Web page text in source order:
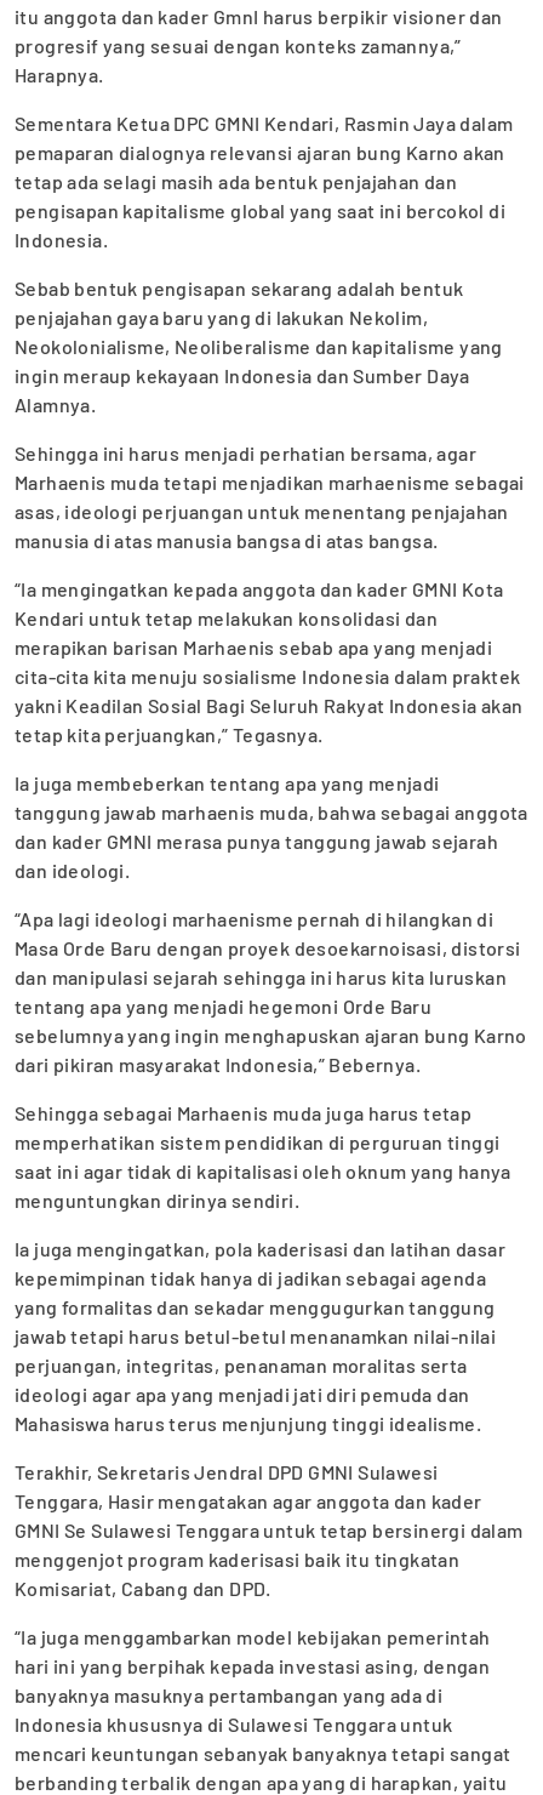
itu anggota dan kader GmnI harus berpikir visioner dan
progresif yang sesuai dengan konteks zamannya,”
Harapnya.
Sementara Ketua DPC GMNI Kendari, Rasmin Jaya dalam
pemaparan dialognya relevansi ajaran bung Karno akan
tetap ada selagi masih ada bentuk penjajahan dan
pengisapan kapitalisme global yang saat ini bercokol di
Indonesia.
Sebab bentuk pengisapan sekarang adalah bentuk
penjajahan gaya baru yang di lakukan Nekolim,
Neokolonialisme, Neoliberalisme dan kapitalisme yang
ingin meraup kekayaan Indonesia dan Sumber Daya
Alamnya.
Sehingga ini harus menjadi perhatian bersama, agar
Marhaenis muda tetapi menjadikan marhaenisme sebagai
asas, ideologi perjuangan untuk menentang penjajahan
manusia di atas manusia bangsa di atas bangsa.
“Ia mengingatkan kepada anggota dan kader GMNI Kota
Kendari untuk tetap melakukan konsolidasi dan
merapikan barisan Marhaenis sebab apa yang menjadi
cita-cita kita menuju sosialisme Indonesia dalam praktek
yakni Keadilan Sosial Bagi Seluruh Rakyat Indonesia akan
tetap kita perjuangkan,” Tegasnya.
Ia juga membeberkan tentang apa yang menjadi
tanggung jawab marhaenis muda, bahwa sebagai anggota
dan kader GMNI merasa punya tanggung jawab sejarah
dan ideologi.
“Apa lagi ideologi marhaenisme pernah di hilangkan di
Masa Orde Baru dengan proyek desoekarnoisasi, distorsi
dan manipulasi sejarah sehingga ini harus kita luruskan
tentang apa yang menjadi hegemoni Orde Baru
sebelumnya yang ingin menghapuskan ajaran bung Karno
dari pikiran masyarakat Indonesia,” Bebernya.
Sehingga sebagai Marhaenis muda juga harus tetap
memperhatikan sistem pendidikan di perguruan tinggi
saat ini agar tidak di kapitalisasi oleh oknum yang hanya
menguntungkan dirinya sendiri.
Ia juga mengingatkan, pola kaderisasi dan latihan dasar
kepemimpinan tidak hanya di jadikan sebagai agenda
yang formalitas dan sekadar menggugurkan tanggung
jawab tetapi harus betul-betul menanamkan nilai-nilai
perjuangan, integritas, penanaman moralitas serta
ideologi agar apa yang menjadi jati diri pemuda dan
Mahasiswa harus terus menjunjung tinggi idealisme.
Terakhir, Sekretaris Jendral DPD GMNI Sulawesi
Tenggara, Hasir mengatakan agar anggota dan kader
GMNI Se Sulawesi Tenggara untuk tetap bersinergi dalam
menggenjot program kaderisasi baik itu tingkatan
Komisariat, Cabang dan DPD.
“Ia juga menggambarkan model kebijakan pemerintah
hari ini yang berpihak kepada investasi asing, dengan
banyaknya masuknya pertambangan yang ada di
Indonesia khususnya di Sulawesi Tenggara untuk
mencari keuntungan sebanyak banyaknya tetapi sangat
berbanding terbalik dengan apa yang di harapkan, yaitu